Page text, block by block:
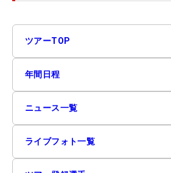
ツアーTOP
年間日程
ニュース一覧
ライブフォト一覧